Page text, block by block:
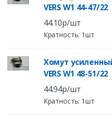
VERS W1 44-47/22
44.10р/шт
Кратность: 1шт
Хомут
VERS W1 48-51/22
44.94р/шт
Кратность: 1шт